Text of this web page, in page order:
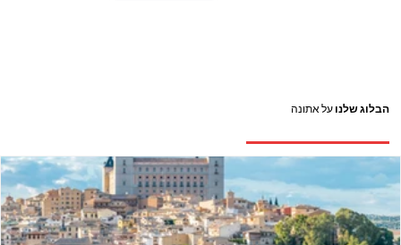
הבלוג שלנו על אתונה